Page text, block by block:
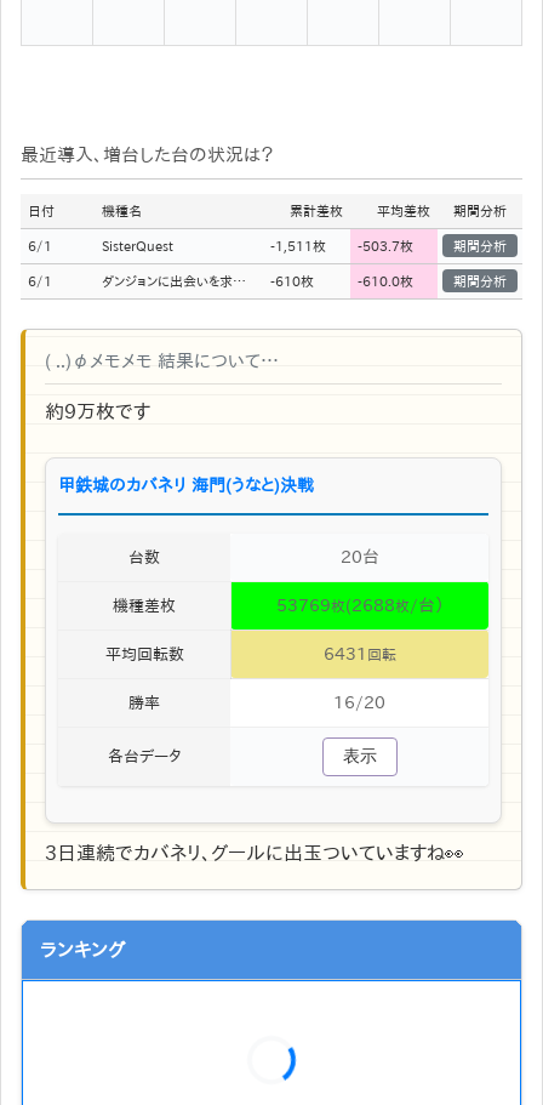
最近導入、増台した台の状況は？
日付 機種名 累計差枚 平均差枚 期間分析
6/1 SisterQuest -1,511枚 -503.7枚 期間分析
6/1 ダンジョンに出会いを求めるのは間違っているだろうか2 -610枚 -610.0枚 期間分析
( ..)φメモメモ 結果について…
約9万枚です
甲鉄城のカバネリ 海門(うなと)決戦
台数 20台
機種差枚 53769枚(2688枚 /台）
平均回転数 6431 回転
勝率 16/20
各台データ 表示
3日連続でカバネリ、グールに出玉ついていますね👀
ランキング